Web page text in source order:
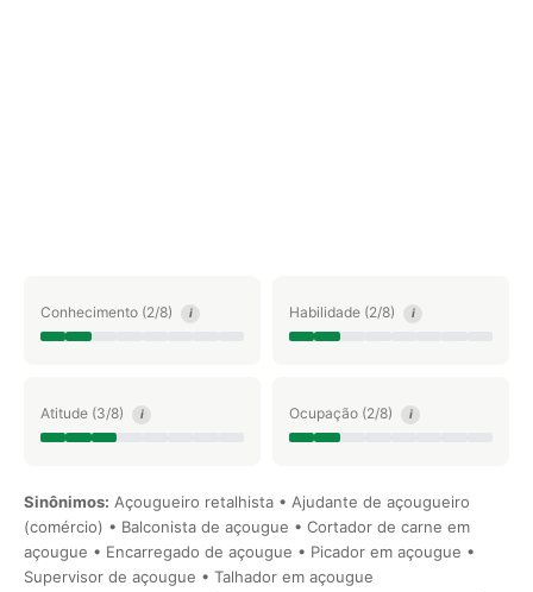
Conhecimento (2/8) i Habilidade (2/8) i
Atitude (3/8) i Ocupação (2/8) i
Sinônimos: Açougueiro retalhista • Ajudante de açougueiro
(comércio) • Balconista de açougue • Cortador de carne em
açougue • Encarregado de açougue • Picador em açougue •
Supervisor de açougue • Talhador em açougue